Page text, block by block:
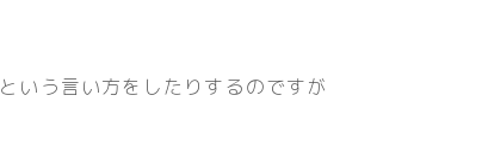
という言い方をしたりするのですが